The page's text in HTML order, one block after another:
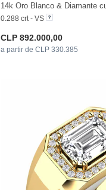
14k Oro Blanco & Diamante
0.288 crt - VS
CLP 892.000,00
a partir de CLP 330.385